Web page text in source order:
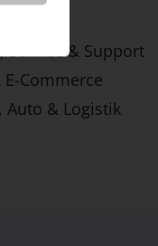
Service & Support
Commerce
Auto & Logistik